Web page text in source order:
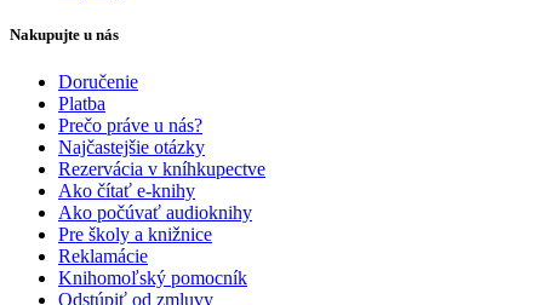
Nakupujte u nás
Doručenie
Platba
Prečo práve u nás?
Najčastejšie otázky
Rezervácia v kníhkupectve
Ako čítať e-knihy
Ako počúvať audioknihy
Pre školy a knižnice
Reklamácie
Knihomoľský pomocník
Odstúpiť od zmluvy